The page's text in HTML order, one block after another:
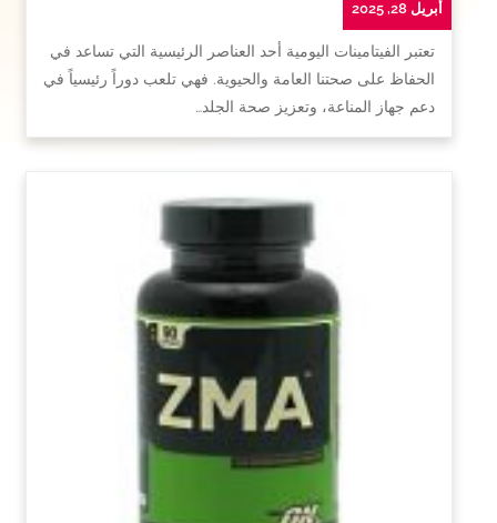
أبريل 28, 2025
تعتبر الفيتامينات اليومية أحد العناصر الرئيسية التي تساعد في
الحفاظ على صحتنا العامة والحيوية. فهي تلعب دوراً رئيسياً في
دعم جهاز المناعة، وتعزيز صحة الجلد…